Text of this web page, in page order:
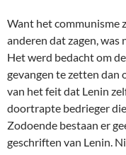
Want het communisme
anderen dat zagen, was
Het werd bedacht om
gevangen te zetten dan
van het feit dat Lenin
doortrapte bedrieger
Zodoende bestaan er
geschriften van Lenin.